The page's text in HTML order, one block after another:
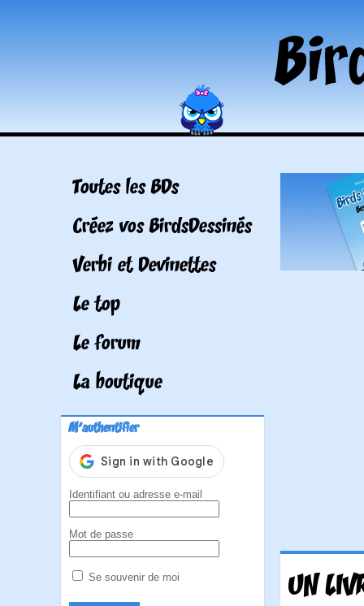
Toutes les BDs
Créez vos BirdsDessinés
Verbi et Devinettes
Le top
Le forum
La boutique
M'authentifier
Identifiant ou adresse e-mail
Mot de passe
Se souvenir de moi UN